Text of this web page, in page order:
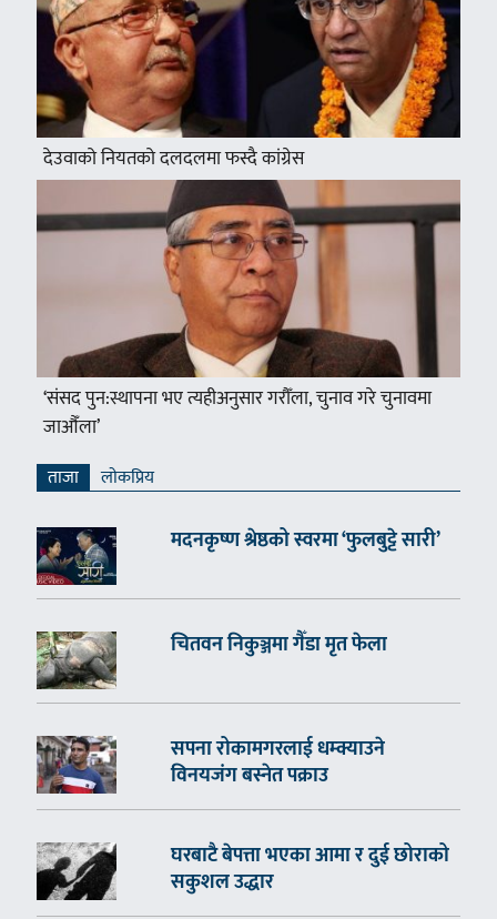
देउवाको नियतको दलदलमा फस्दै कांग्रेस
‘संसद पुन:स्थापना भए त्यहीअनुसार गरौँला, चुनाव गरे चुनावमा
जाऔँला’
ताजा लाेकप्रिय
मदनकृष्ण श्रेष्ठको स्वरमा ‘फुलबुट्टे सारी’
चितवन निकुञ्जमा गैँडा मृत फेला
सपना रोकामगरलाई धम्क्याउने
विनयजंग बस्नेत पक्राउ
घरबाटै बेपत्ता भएका आमा र दुई छोराको
सकुशल उद्धार